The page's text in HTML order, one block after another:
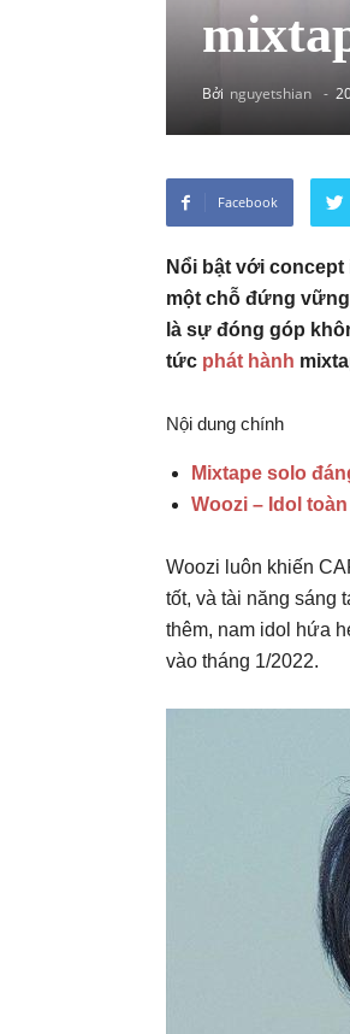
Bởi nguyetshian -
Facebook
Nổi bật với
một chỗ đứng
là sự đóng góp
tức phát hành
Nội dung chính
Mixtape solo
Woozi – Idol
Woozi luôn khiến
tốt, và tài năng sáng
thêm, nam idol hứa
vào tháng 1/2022.